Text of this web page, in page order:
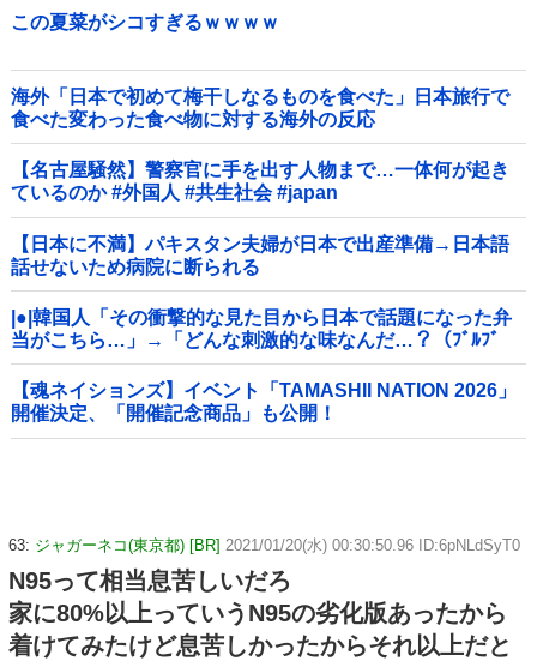
この夏菜がシコすぎるｗｗｗｗ
海外「日本で初めて梅干しなるものを食べた」日本旅行で
食べた変わった食べ物に対する海外の反応
【名古屋騒然】警察官に手を出す人物まで…一体何が起き
ているのか #外国人 #共生社会 #japan
【日本に不満】パキスタン夫婦が日本で出産準備→日本語
話せないため病院に断られる
|●|韓国人「その衝撃的な見た目から日本で話題になった弁
当がこちら…」→「どんな刺激的な味なんだ…？（ﾌﾞﾙﾌﾞ
ﾙ」＝韓国の反応
【魂ネイションズ】イベント「TAMASHII NATION 2026」
開催決定、「開催記念商品」も公開！
63: ジャガーネコ(東京都) [BR] 2021/01/20(水) 00:30:50.96 ID:6pNLdSyT0
N95って相当息苦しいだろ
家に80%以上っていうN95の劣化版あったから
着けてみたけど息苦しかったからそれ以上だと